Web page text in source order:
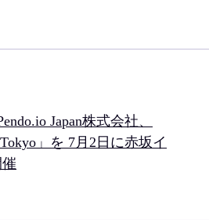
Japan株式会社、
Tokyo」を 7月2日に赤坂イ